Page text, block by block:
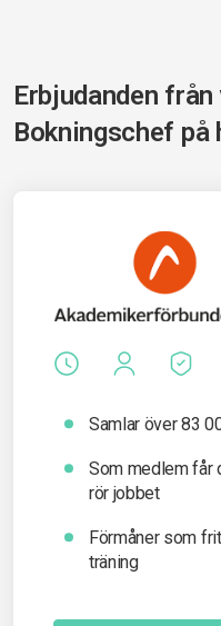
Erbjudanden
Bokningschef på
Samlar över 83
Som medlem får
rör jobbet
Förmåner som
träning